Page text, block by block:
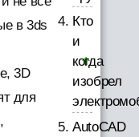
в 3ds
3D
для
Кто
и
когда
изобрел
AutoCAD